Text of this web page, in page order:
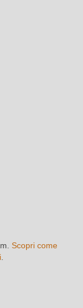
Scopri come